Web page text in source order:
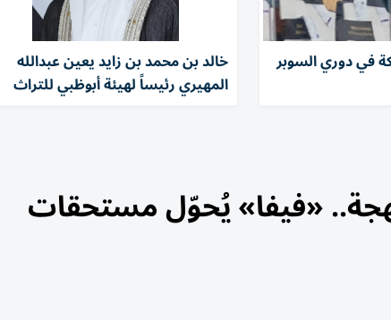
في دوري السوبر خالد بن محمد بن زايد يعين عبدالله
المهيري رئيساً لهيئة أبوظبي للتراث
«فيفا» يُحوّل مستحقات